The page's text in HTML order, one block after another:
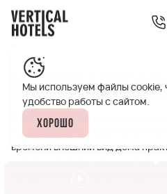
Апарт-отели Vertical
Музей
По адресу Большая Морская
года родился великий писатель
времени внешний вид дома
название улице вернули, как в
Мы используем файлы cookie,
удобство работы с сайтом.
Хорошо